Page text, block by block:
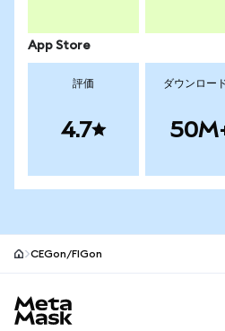
App Store
評価
4.7
ダウンロー
CEGon/FIGon